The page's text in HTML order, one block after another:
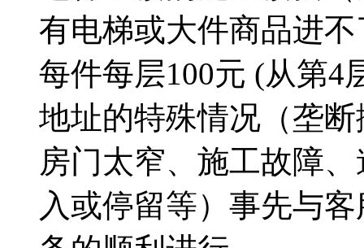
有电梯或大件商品进
每件每层100元 (从第4
地址的特殊情况（垄
房门太窄、施工故障
入或停留等）事先与